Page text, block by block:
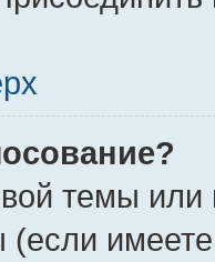
темы или